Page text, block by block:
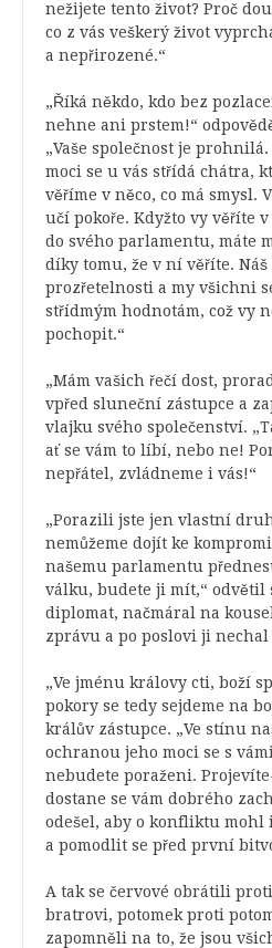
nežijete tento život? Proč
co z vás veškerý život
a nepřirozené.“
„Říká někdo, kdo bez
nehne ani prstem!“
„Vaše společnost je
moci se u vás střídá chátra,
věříme v něco, co má smysl.
učí pokoře. Kdyžto vy věříte
do svého parlamentu, máte
díky tomu, že v ní věříte.
prozřetelnosti a my všichni
střídmým hodnotám, což vy
pochopit.“
„Mám vašich řečí dost,
vpřed sluneční zástupce a
vlajku svého společenství.
ať se vám to líbí, nebo ne!
nepřátel, zvládneme i vás!“
„Porazili jste jen vlastní
nemůžeme dojít ke
našemu parlamentu
válku, budete ji mít,“ odvětil
diplomat, načmáral na
zprávu a po poslovi ji
„Ve jménu královy cti, boží
pokory se tedy sejdeme na
králův zástupce. „Ve stínu
ochranou jeho moci se s
nebudete poraženi.
dostane se vám dobrého
odešel, aby o konfliktu mohl
a pomodlit se před první
A tak se červové obrátili
bratrovi, potomek proti
zapomněli na to, že jsou